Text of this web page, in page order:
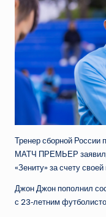
Тренер сборной
МАТЧ ПРЕМЬЕР заявил,
«Зениту» за счету
Джон Джон пополнил
с 23‑летним